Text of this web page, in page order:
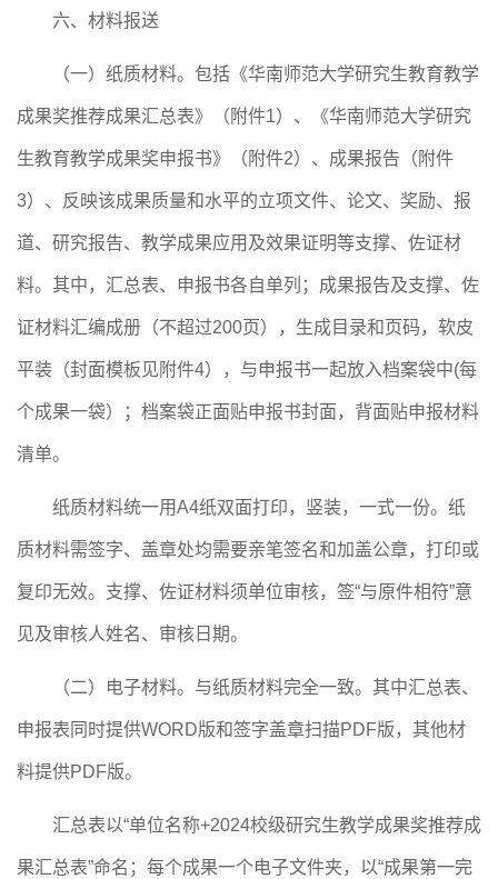
六、材料报送
（一）纸质材料。包括 《华南师范大学研究生教育教学
成果奖推荐成果汇总表》 （附件1）、 《华南师范大学研究
生教育教学成果奖申报书》（附件2） 、成果报告（附件
3）、 反映该成果质量和水平的立项文件、论文、奖励、报
道、研究报告、教学成果应用及效果证明等支撑、佐证材
料。其中，汇总表、申报书各自单列；成果报告及支撑、佐
证材料汇编成册（不超过200页），生成目录和页码，软皮
平装（封面模板见附件4），与申报书一起放入档案袋中(每
个成果一袋） ；档案袋正面贴申报书封面， 背面贴申报材料
清单。
纸质材料统一用A4纸双面打印 ，竖装， 一式一份。纸
质材料需签字、盖章处均需要亲笔签名和加盖公章， 打印或
复印无效。支撑、佐证材料须单位审核，签“与原件相符”意
见及审核人姓名、审核日期。
（二）电子材料。与纸质材料完全一致。其中汇总表、
申报表同时提供WORD版和签字盖章扫描PDF版，其他材
料提供PDF版。
汇总表以“单位名称+2024校级研究生教学成果奖推荐成
果汇总表”命名；每个成果一个电子文件夹，以“成果第一完